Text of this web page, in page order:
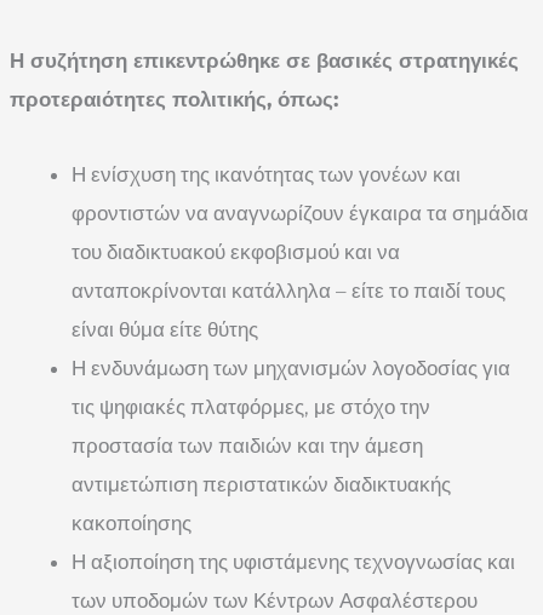
Η συζήτηση επικεντρώθηκε σε βασικές στρατηγικές
προτεραιότητες πολιτικής, όπως:
Η ενίσχυση της ικανότητας των γονέων και
φροντιστών να αναγνωρίζουν έγκαιρα τα σημάδια
του διαδικτυακού εκφοβισμού και να
ανταποκρίνονται κατάλληλα – είτε το παιδί τους
είναι θύμα είτε θύτης
Η ενδυνάμωση των μηχανισμών λογοδοσίας για
τις ψηφιακές πλατφόρμες, με στόχο την
προστασία των παιδιών και την άμεση
αντιμετώπιση περιστατικών διαδικτυακής
κακοποίησης
Η αξιοποίηση της υφιστάμενης τεχνογνωσίας και
των υποδομών των Κέντρων Ασφαλέστερου